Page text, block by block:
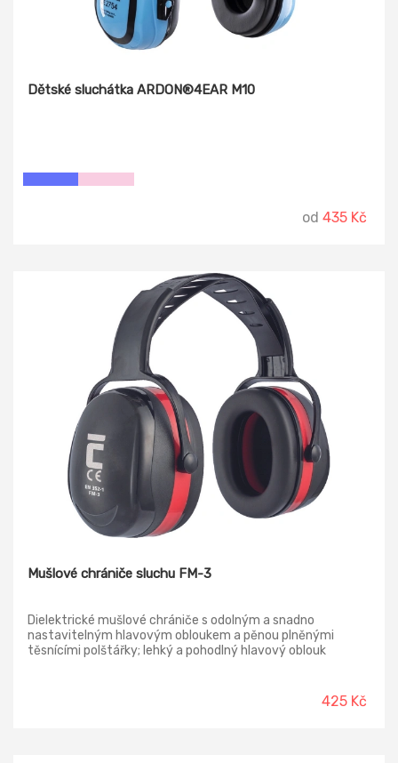
Dětské sluchátka ARDON®4EAR M10
od 435 Kč
Mušlové chrániče sluchu FM-3
Dielektrické mušlové chrániče s odolným a snadno
nastavitelným hlavovým obloukem a pěnou plněnými
těsnícími polštářky; lehký a pohodlný hlavový oblouk
425 Kč